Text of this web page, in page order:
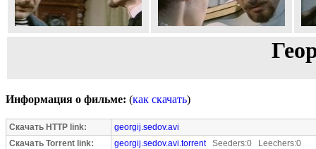
Информация о фильме: (как скачать)
Скачать HTTP link:
georgij.sedov.avi
Скачать Torrent link:
georgij.sedov.avi.torrentSeeders:0 Leechers:0